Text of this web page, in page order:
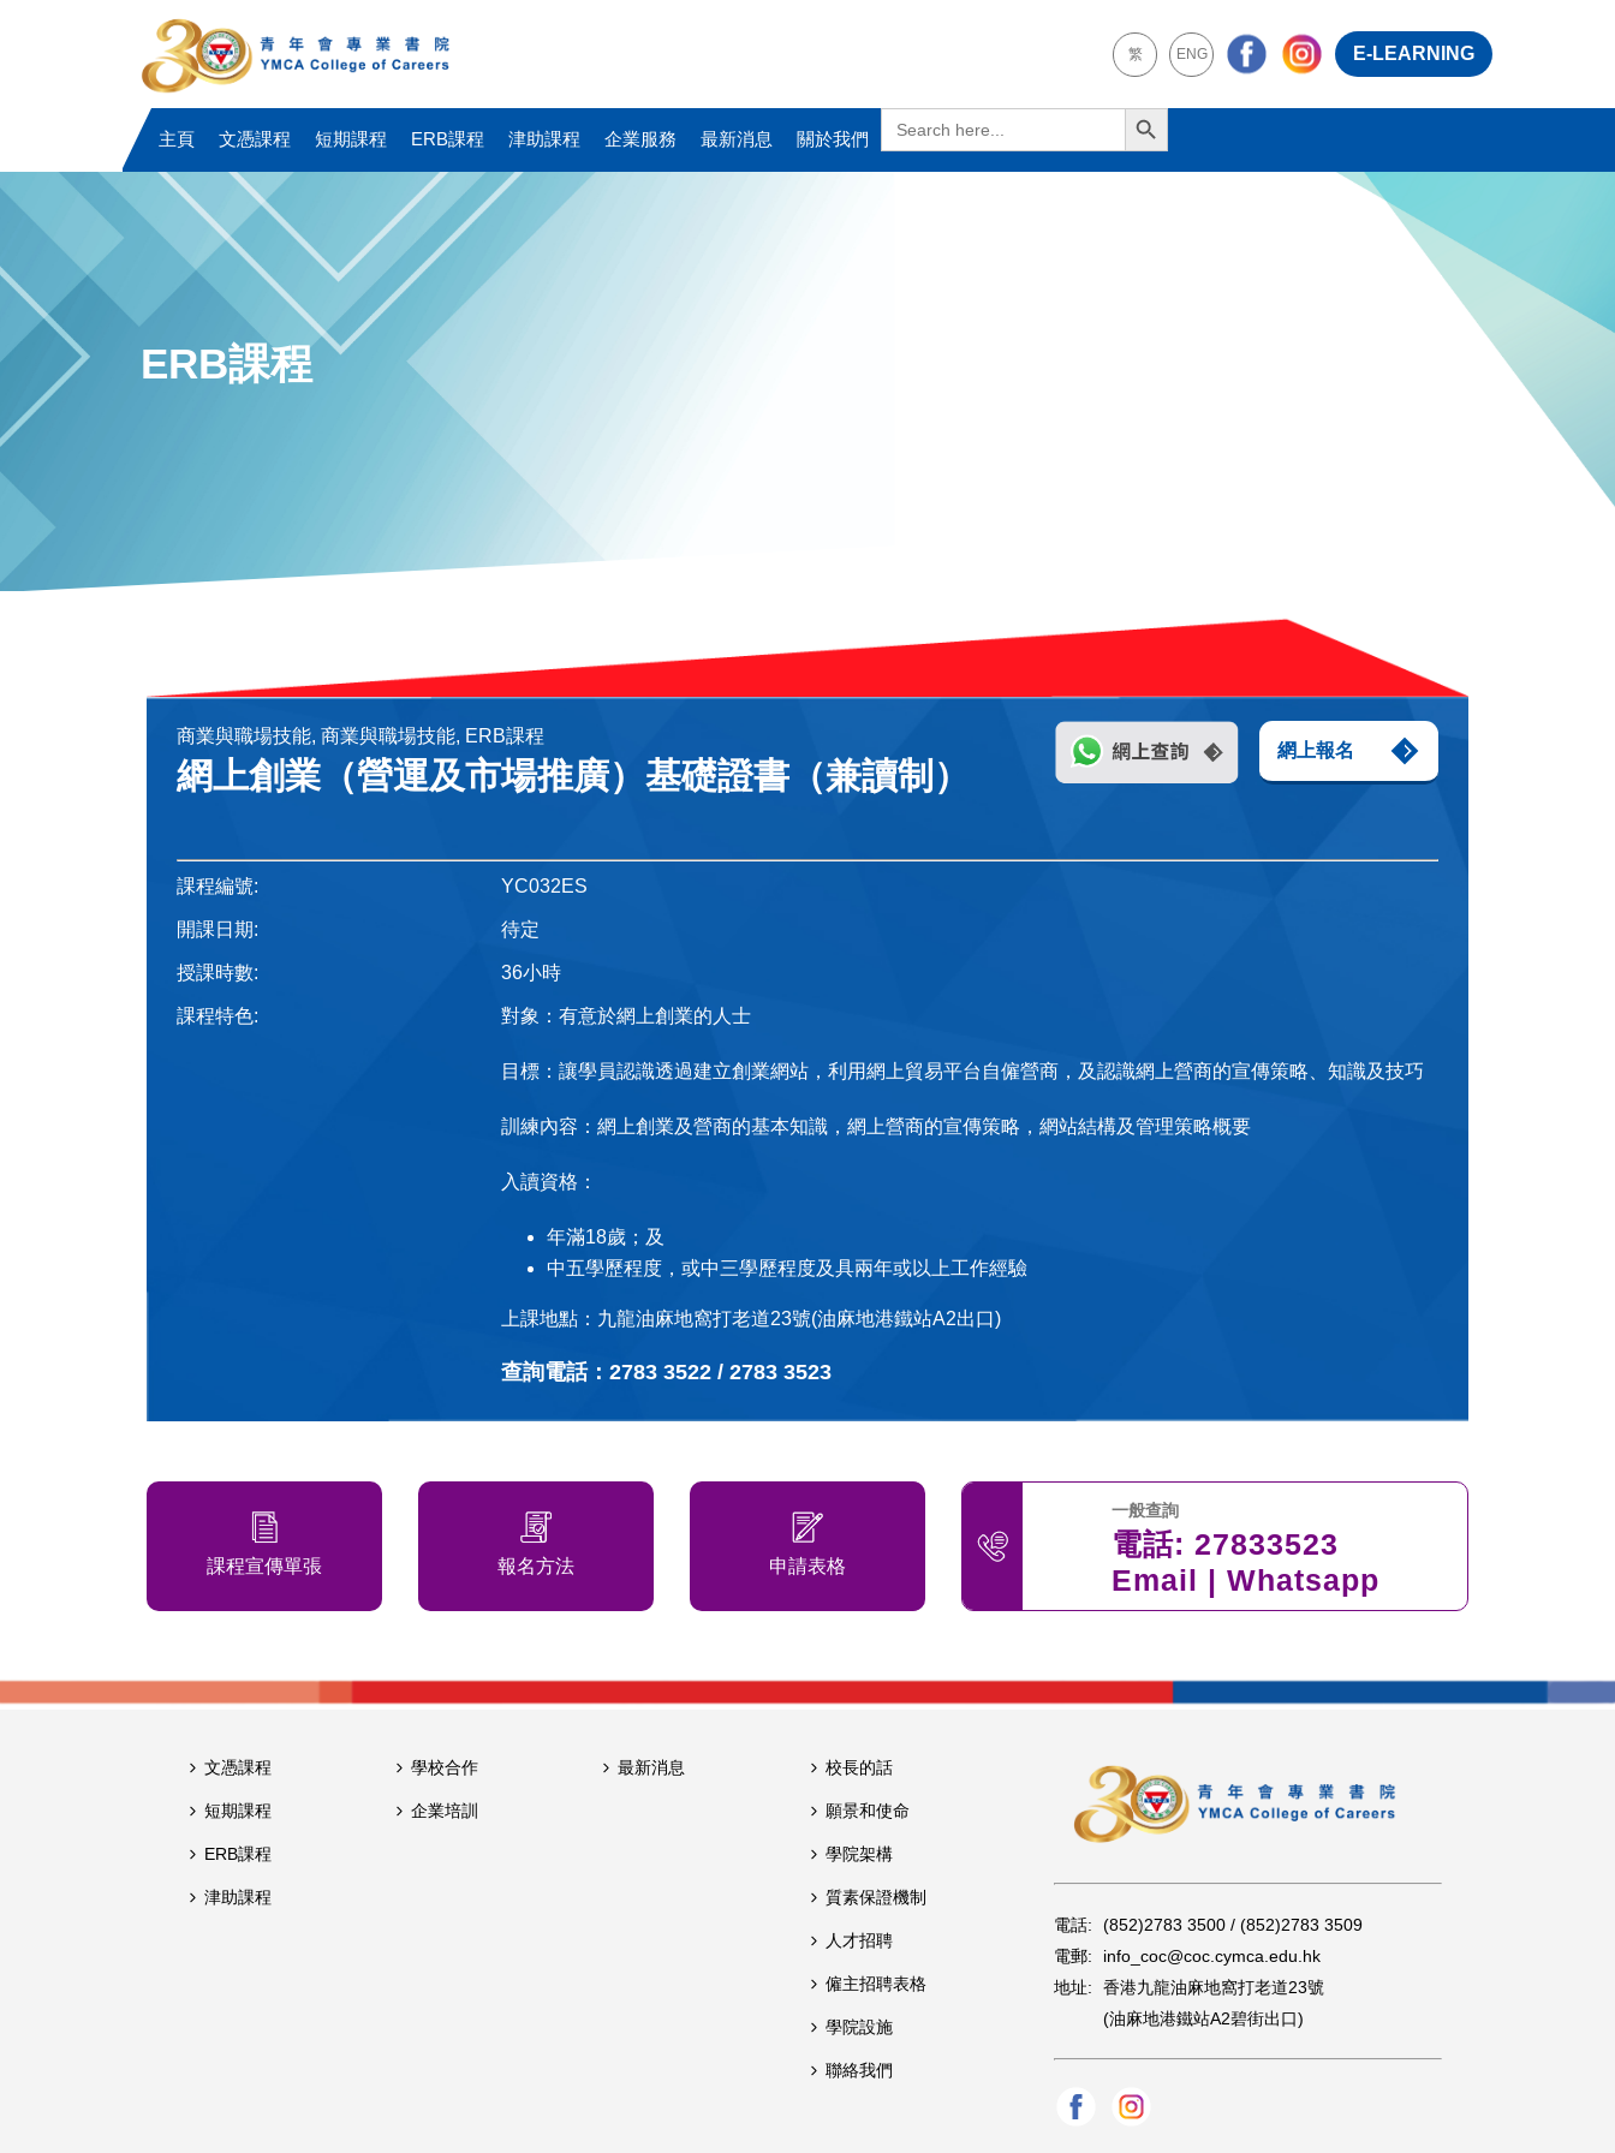
繁 ENG E-LEARNING
主頁 文憑課程 短期課程 ERB課程 津助課程 企業服務 最新消息 關於我們
Search
for:
Search Button
ERB課程
商業與職場技能, 商業與職場技能, ERB課程
網上創業（營運及市場推廣）基礎證書（兼讀制）
網上報名
課程編號: YC032ES
開課日期: 待定
授課時數: 36小時
課程特色: 對象：有意於網上創業的人士
目標：讓學員認識透過建立創業網站，利用網上貿易平台自僱營商，及認識網上營商的宣傳策略、知識及技巧
訓練內容：網上創業及營商的基本知識，網上營商的宣傳策略，網站結構及管理策略概要
入讀資格：
年滿18歲；及
中五學歷程度，或中三學歷程度及具兩年或以上工作經驗
上課地點：九龍油麻地窩打老道23號(油麻地港鐵站A2出口)
查詢電話：2783 3522 / 2783 3523
課程宣傳單張 報名方法 申請表格
一般查詢
電話: 27833523
Email | Whatsapp
文憑課程
短期課程
ERB課程
津助課程
學校合作
企業培訓
最新消息 校長的話
願景和使命
學院架構
質素保證機制
人才招聘
僱主招聘表格
學院設施
聯絡我們
電話:
(852)2783 3500 / (852)2783 3509
電郵:
info_coc@coc.cymca.edu.hk
地址:
香港九龍油麻地窩打老道23號
(油麻地港鐵站A2碧街出口)